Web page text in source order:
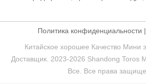
Политика конфиденциальности |
Китайское хорошее Качество Мини
Доставщик. 2023-2026 Shandong Toros
Все. Все права